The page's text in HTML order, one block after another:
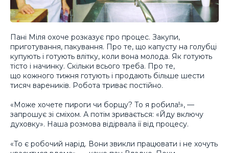
Пані Міля охоче розказує про процес. Закупи,
приготування, пакування. Про те, що капусту на голубці
купують і готують влітку, коли вона молода. Як готують
тісто і начинку. Скільки всього треба. Про те,
що кожного тижня готують і продають більше шести
тисяч вареників. Робота триває постійно.
«Може хочете пироги чи борщу? То я робила!», —
запрошує зі сміхом. А потім зривається: «Йду включу
духовку». Наша розмова відірвала її від процесу.
«То є робочий нарід. Вони звикли працювати і не хочуть